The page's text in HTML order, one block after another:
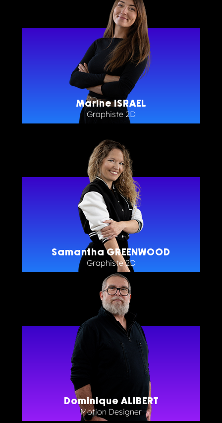
Marine ISRAEL
Graphiste 2D
Samantha GREENWOOD
Graphiste 2D
Dominique ALIBERT
Motion Designer